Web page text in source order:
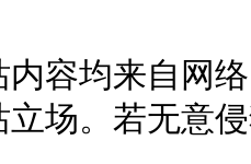
内容均来自网
立场。若无意